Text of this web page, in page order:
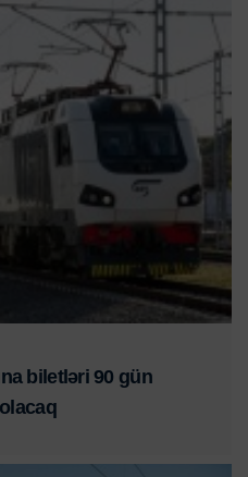
biletləri 90 gün